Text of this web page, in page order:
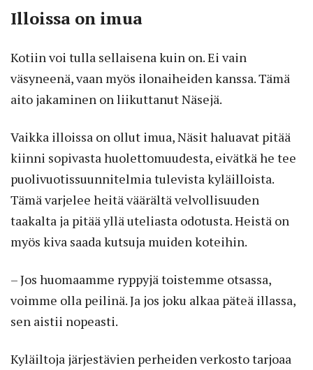
Illoissa on imua
Kotiin voi tulla sellaisena kuin on. Ei vain
väsyneenä, vaan myös ilonaiheiden kanssa. Tämä
aito jakaminen on liikuttanut Näsejä.
Vaikka illoissa on ollut imua, Näsit haluavat pitää
kiinni sopivasta huolettomuudesta, eivätkä he tee
puolivuotissuunnitelmia tulevista kyläilloista.
Tämä varjelee heitä väärältä velvollisuuden
taakalta ja pitää yllä uteliasta odotusta. Heistä on
myös kiva saada kutsuja muiden koteihin.
– Jos huomaamme ryppyjä toistemme otsassa,
voimme olla peilinä. Ja jos joku alkaa päteä illassa,
sen aistii nopeasti.
Kyläiltoja järjestävien perheiden verkosto tarjoaa